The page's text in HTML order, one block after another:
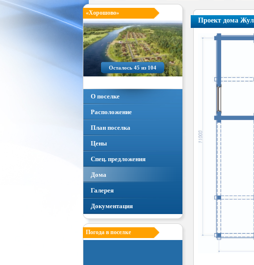
«Хорошово»
Осталось 45 из 104
О поселке
Расположение
План поселка
Цены
Спец. предложения
Дома
Галерея
Документация
Погода в поселке
Проект дома